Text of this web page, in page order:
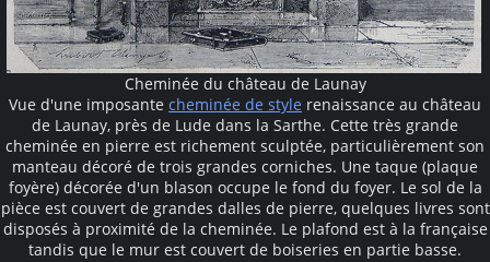
Cheminée du château de Launay
Vue d'une imposante cheminée de style renaissance au château
de Launay, près de Lude dans la Sarthe. Cette très grande
cheminée en pierre est richement sculptée, particulièrement son
manteau décoré de trois grandes corniches. Une taque (plaque
foyère) décorée d'un blason occupe le fond du foyer. Le sol de la
pièce est couvert de grandes dalles de pierre, quelques livres sont
disposés à proximité de la cheminée. Le plafond est à la française
tandis que le mur est couvert de boiseries en partie basse.